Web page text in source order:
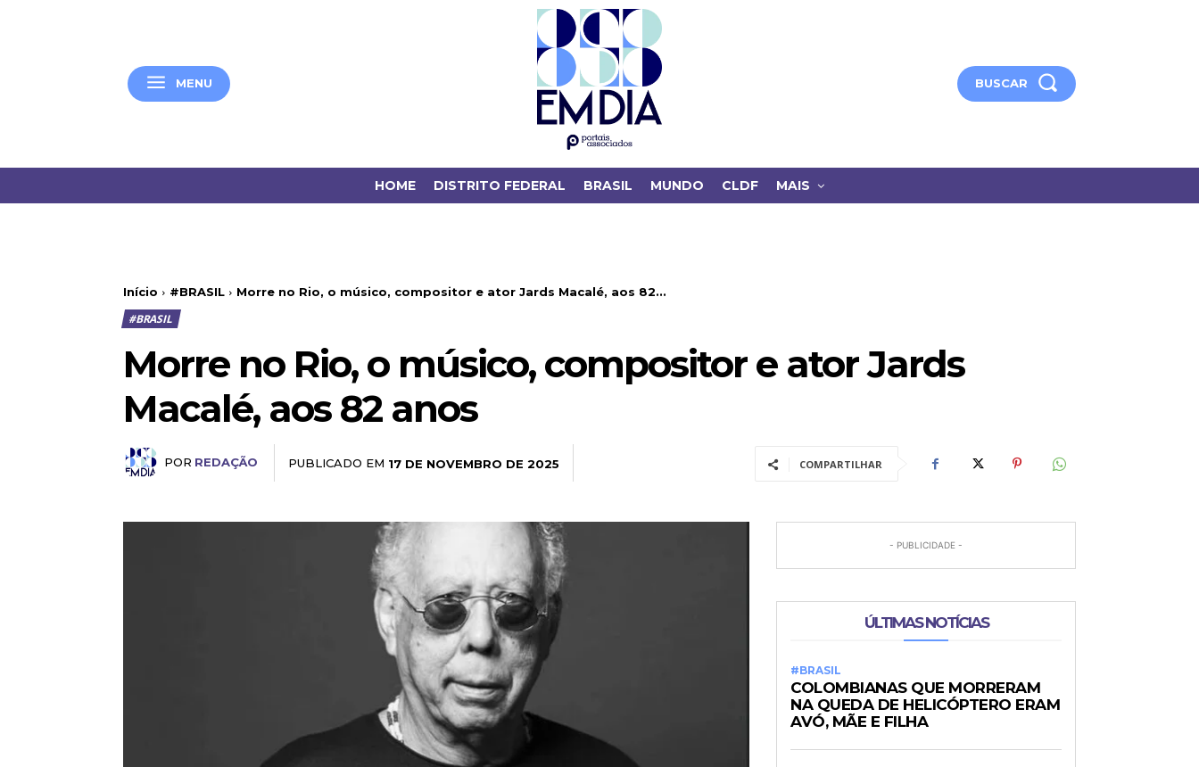
MENU BUSCAR
HOME DISTRITO FEDERAL BRASIL MUNDO CLDF MAIS
Início #BRASIL Morre no Rio, o músico, compositor e ator Jards Macalé, aos 82...
#BRASIL
Morre no Rio, o músico, compositor e ator Jards
Macalé, aos 82 anos
POR REDAÇÃO PUBLICADO EM 17 DE NOVEMBRO DE 2025 COMPARTILHAR
- PUBLICIDADE -
ÚLTIMAS NOTÍCIAS
#BRASIL
COLOMBIANAS QUE MORRERAM
NA QUEDA DE HELICÓPTERO ERAM
AVÓ, MÃE E FILHA